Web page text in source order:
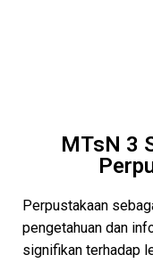
MTsN 3
Perpustakaan
pengetahuan dan
signifikan terhadap